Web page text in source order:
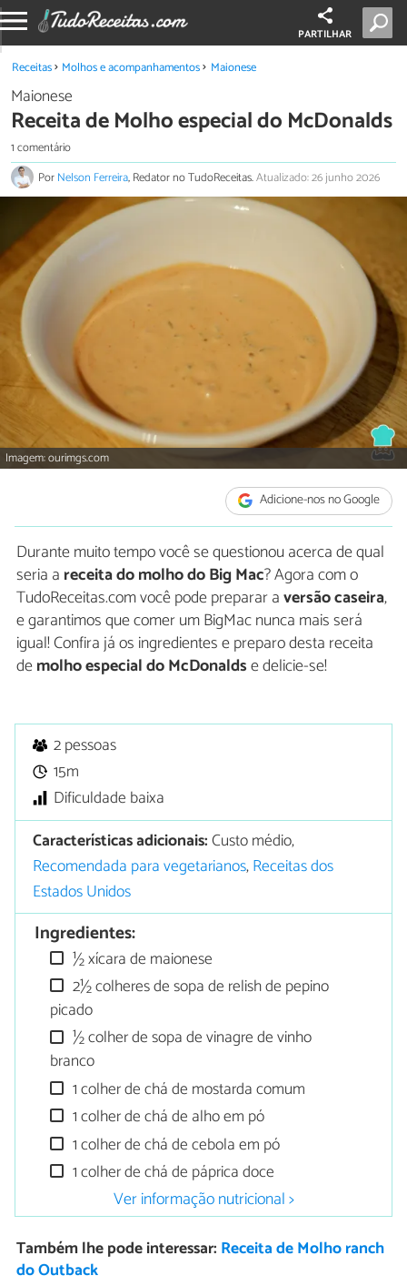
PARTILHAR
Receitas Molhos e acompanhamentos Maionese
Maionese
Receita de Molho especial do McDonalds
1 comentário
PorNelson Ferreira, Redator no TudoReceitas.Atualizado: 26 junho 2026
Imagem: ourimgs.com
Adicione-nos no Google
Durante muito tempo você se questionou acerca de qual
seria a receita do molho do Big Mac? Agora com o
TudoReceitas.com você pode preparar aversão caseira,
e garantimos que comer um BigMac nunca mais será
igual! Confira já os ingredientes e preparo desta receita
demolho especial do McDonaldse delicie-se!
2 pessoas
15m
Dificuldade baixa
Características adicionais:Custo médio,
Recomendada para vegetarianos,Receitas dos
Estados Unidos
Ingredientes:
½ xícara de maionese
2½ colheres de sopa de relish de pepino
picado
½ colher de sopa de vinagre de vinho
branco
1 colher de chá de mostarda comum
1 colher de chá de alho em pó
1 colher de chá de cebola em pó
1 colher de chá de páprica doce
Ver informação nutricional >
Também lhe pode interessar: Receita de Molho ranch
do Outback